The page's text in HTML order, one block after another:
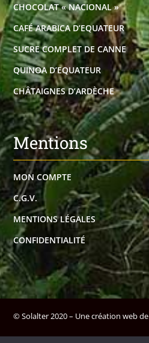
CHOCOLAT « NACIONAL »
CAFÉ ARABICA D’EQUATEUR
SUCRE COMPLET DE CANNE
QUINOA D’EQUATEUR
CHÂTAIGNES D’ARDÈCHE
Mentions
MON COMPTE
C.G.V.
MENTIONS LÉGALES
CONFIDENTIALITÉ
© Solalter 2020 – Une création web de